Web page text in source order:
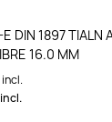
Añadir al
DIN 1897 TIALN
16.0 MM
incl.